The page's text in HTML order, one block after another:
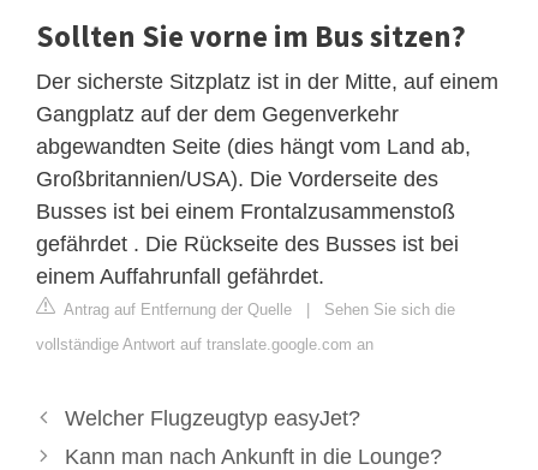
Sollten Sie vorne im Bus sitzen?
Der sicherste Sitzplatz ist in der Mitte, auf einem
Gangplatz auf der dem Gegenverkehr
abgewandten Seite (dies hängt vom Land ab,
Großbritannien/USA). Die Vorderseite des
Busses ist bei einem Frontalzusammenstoß
gefährdet . Die Rückseite des Busses ist bei
einem Auffahrunfall gefährdet.
Antrag auf Entfernung der Quelle | Sehen Sie sich die
vollständige Antwort auf translate.google.com an
Welcher Flugzeugtyp easyJet?
Kann man nach Ankunft in die Lounge?